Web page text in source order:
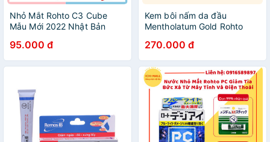
Nhỏ Mắt Rohto C3 Cube
Mẫu Mới 2022 Nhật Bản
95.000 đ
Kem bôi nấm da đầu
Mentholatum Gold Rohto
270.000 đ